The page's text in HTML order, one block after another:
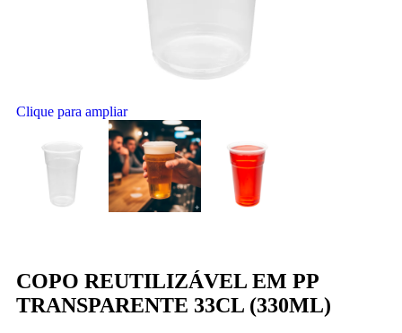
Clique para ampliar
COPO REUTILIZÁVEL EM PP
TRANSPARENTE 33CL (330ML)